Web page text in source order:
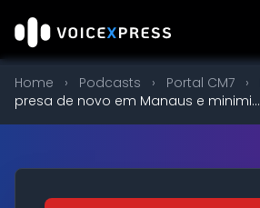
Home › Podcasts › Portal CM7 ›
presa de novo em Manaus e minimi...